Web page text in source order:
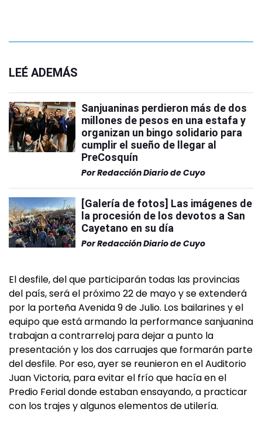
LEÉ ADEMÁS
Sanjuaninas perdieron más de dos
millones de pesos en una estafa y
organizan un bingo solidario para
cumplir el sueño de llegar al
PreCosquín
PorRedacción Diario de Cuyo
[Galería de fotos] Las imágenes de
la procesión de los devotos a San
Cayetano en su día
PorRedacción Diario de Cuyo
El desfile, del que participarán todas las provincias
del país, será el próximo 22 de mayo y se extenderá
por la porteña Avenida 9 de Julio. Los bailarines y el
equipo que está armando la performance sanjuanina
trabajan a contrarreloj para dejar a punto la
presentación y los dos carruajes que formarán parte
del desfile. Por eso, ayer se reunieron en el Auditorio
Juan Victoria, para evitar el frío que hacía en el
Predio Ferial donde estaban ensayando, a practicar
con los trajes y algunos elementos de utilería.